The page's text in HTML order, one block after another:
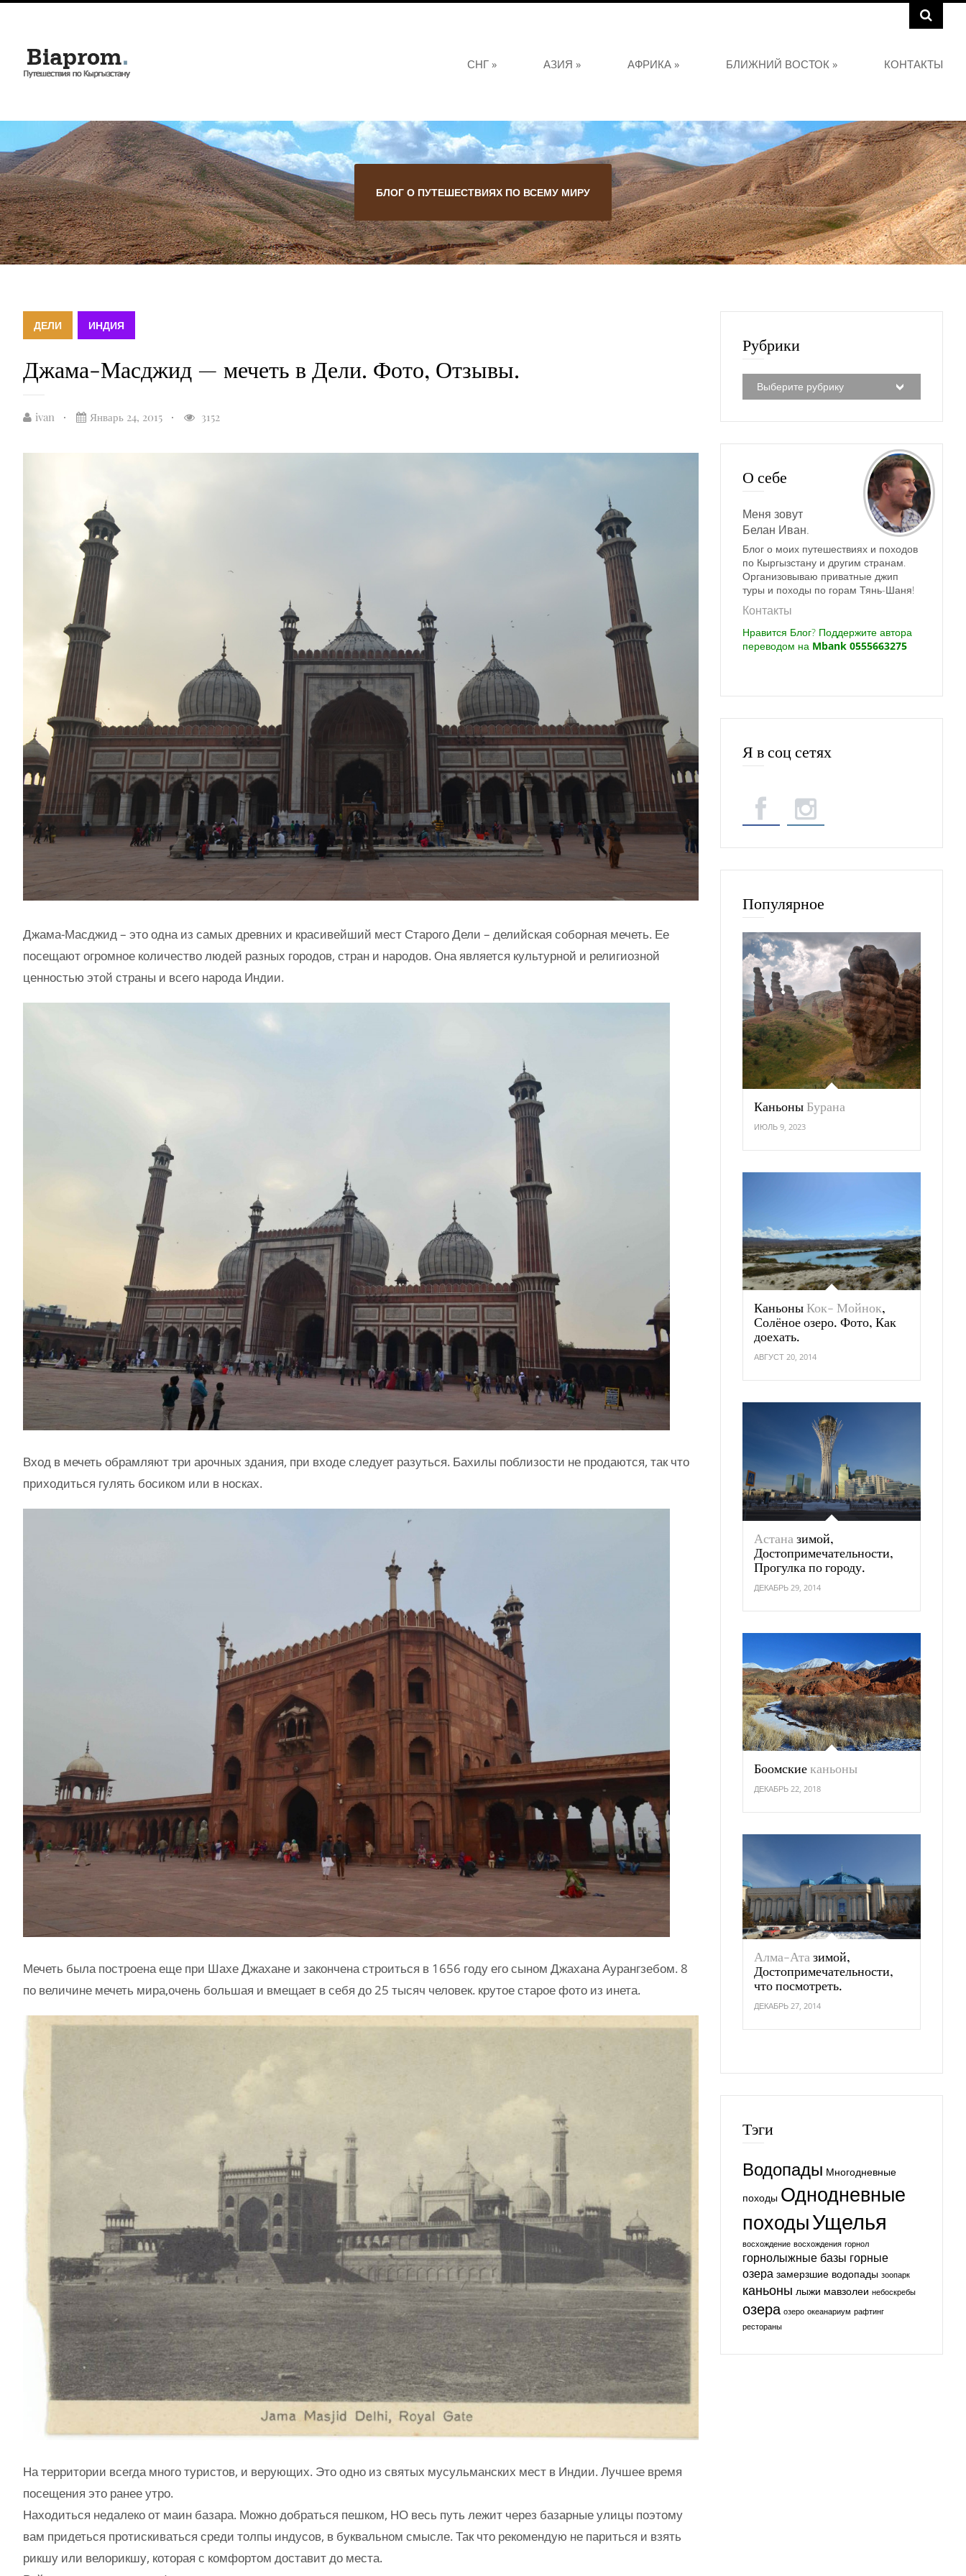
СНГ » АЗИЯ » АФРИКА » БЛИЖНИЙ ВОСТОК » КОНТАКТЫ
БЛОГ О ПУТЕШЕСТВИЯХ ПО ВСЕМУ МИРУ
ДЕЛИ ИНДИЯ
Джама-Масджид — мечеть в Дели. Фото, Отзывы.
ivan Январь 24, 2015 3152
Джама-Масджид – это одна из самых древних и красивейший мест Старого Дели – делийская соборная мечеть. Ее
посещают огромное количество людей разных городов, стран и народов. Она является культурной и религиозной
ценностью этой страны и всего народа Индии.
Вход в мечеть обрамляют три арочных здания, при входе следует разуться. Бахилы поблизости не продаются, так что
приходиться гулять босиком или в носках.
Мечеть была построена еще при Шахе Джахане и закончена строиться в 1656 году его сыном Джахана Аурангзебом. 8
по величине мечеть мира,очень большая и вмещает в себя до 25 тысяч человек. крутое старое фото из инета.
На территории всегда много туристов, и верующих. Это одно из святых мусульманских мест в Индии. Лучшее время
посещения это ранее утро.
Находиться недалеко от маин базара. Можно добраться пешком, НО весь путь лежит через базарные улицы поэтому
вам придеться протискиваться среди толпы индусов, в буквальном смысле. Так что рекомендую не париться и взять
рикшу или велорикшу, которая с комфортом доставит до места.
Рубрики
О себе
Меня зовут
Белан Иван.
Блог о моих путешествиях и походов
по Кыргызстану и другим странам.
Организовываю приватные джип
туры и походы по горам Тянь-Шаня!
Контакты
Нравится Блог? Поддержите автора
переводом на Mbank 0555663275
Я в соц сетях
Популярное
КаньоныБурана
ИЮЛЬ 9, 2023
КаньоныКок- Мойнок,
Солёное озеро. Фото, Как
доехать.
АВГУСТ 20, 2014
Астана зимой,
Достопримечательности,
Прогулка по городу.
ДЕКАБРЬ 29, 2014
Боомскиеканьоны
ДЕКАБРЬ 22, 2018
Алма-Атазимой,
Достопримечательности,
что посмотреть.
ДЕКАБРЬ 27, 2014
Тэги
Водопады Многодневные
походы Однодневные
походыУщелья
восхождение восхождения горнол
горнолыжные базы горные
озера замерзшие водопады зоопарк
каньоны лыжи мавзолеи небоскребы
озера озеро океанариум рафтинг
рестораны